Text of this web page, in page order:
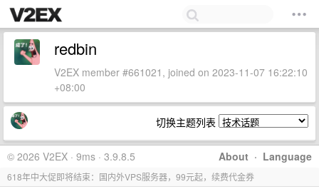
redbin
V2EX member #661021, joined on 2023-11-07 16:22:10
+08:00
切换主题列表
About · Language
© 2026 V2EX · 9ms · 3.9.8.5
618年中大促即将结束：国内外VPS服务器，99元起，续费代金券